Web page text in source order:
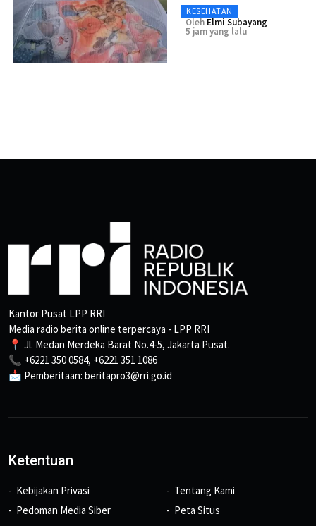
KESEHATAN
Oleh Elmi Subayang
5 jam yang lalu
Kantor Pusat LPP RRI
Media radio berita online terpercaya - LPP RRI
📍 Jl. Medan Merdeka Barat No.4-5, Jakarta Pusat.
📞 +6221 350 0584, +6221 351 1086
📩 Pemberitaan: beritapro3@rri.go.id
Ketentuan
Kebijakan Privasi
Pedoman Media Siber
Tentang Kami
Peta Situs